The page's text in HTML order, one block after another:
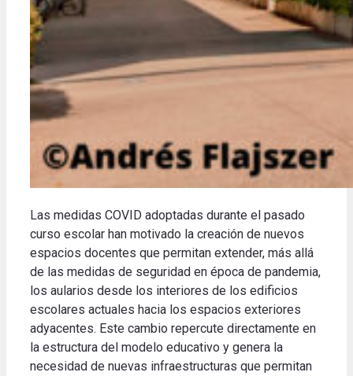
Las medidas COVID adoptadas durante el pasado
curso escolar han motivado la creación de nuevos
espacios docentes que permitan extender, más allá
de las medidas de seguridad en época de pandemia,
los aularios desde los interiores de los edificios
escolares actuales hacia los espacios exteriores
adyacentes. Este cambio repercute directamente en
la estructura del modelo educativo y genera la
necesidad de nuevas infraestructuras que permitan